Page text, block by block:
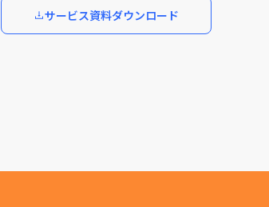
サービス資料ダウンロード